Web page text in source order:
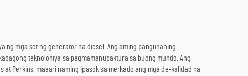
ng mga set ng generator na diesel. Ang aming pangunahing
teknolohiya sa pagmamanupaktura sa buong mundo. Ang
at Perkins, maaari naming ipasok sa merkado ang mga de-kalidad na